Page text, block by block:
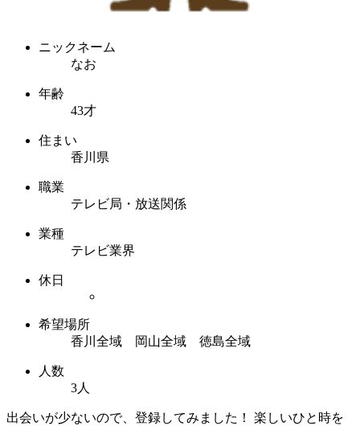
ニックネーム
なお
年齢
43才
住まい
香川県
職業
テレビ局・放送関係
業種
テレビ業界
休日
希望場所
香川全域 岡山全域 徳島全域
人数
3人
出会いが少ないので、登録してみました！ 楽しいひと時を